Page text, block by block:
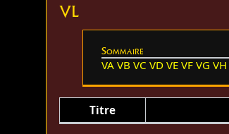
VL
Sommaire
VA VB VC VD VE VF VG VH
Titre